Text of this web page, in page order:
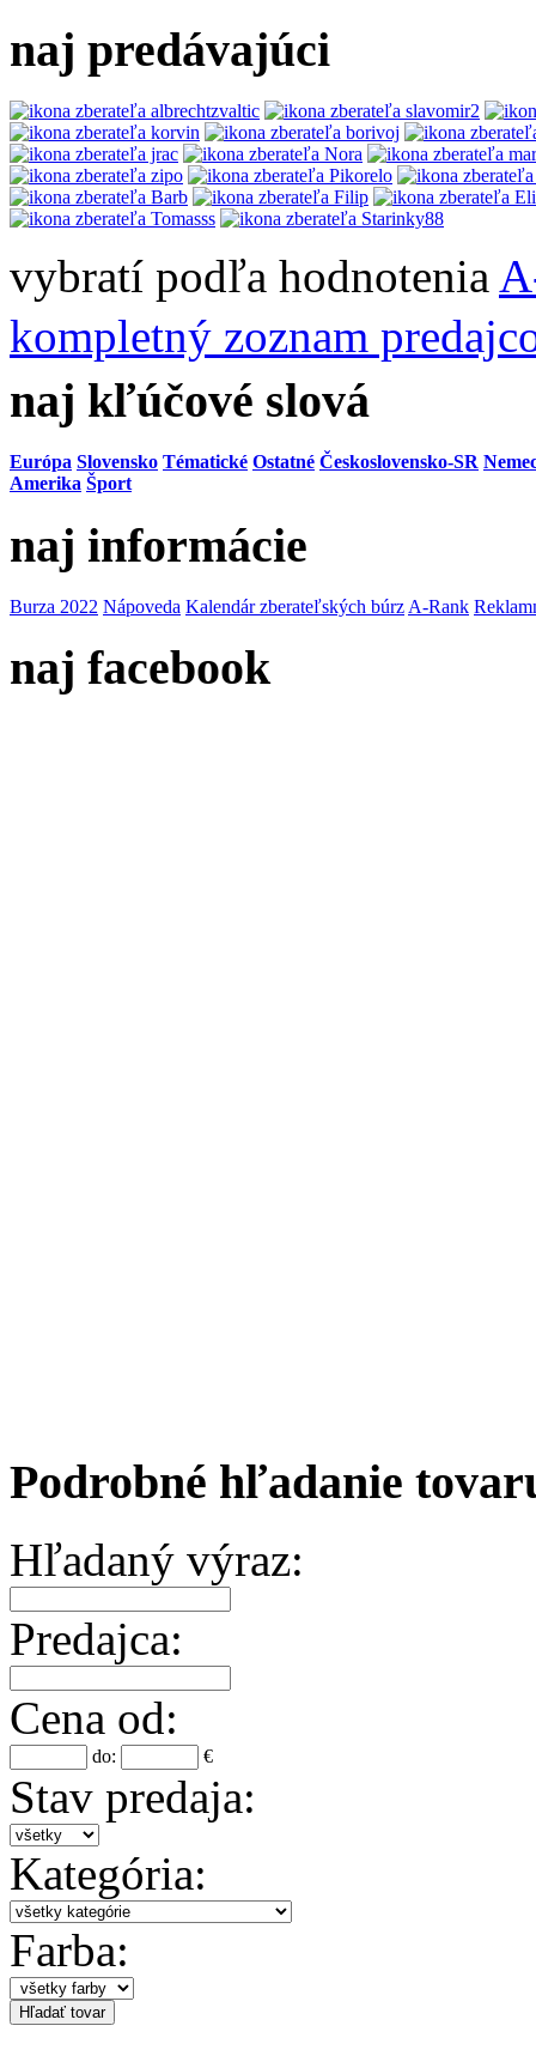
naj predávajúci
vybratí podľa hodnotenia
kompletný zoznam
naj kľúčové slová
Európa Slovensko Tématické Ostatné Československo-SR
Amerika Šport
naj informácie
Burza 2022 Nápoveda Kalendár zberateľských búrz A-Rank
naj facebook
Podrobné hľadanie
Hľadaný výraz:
Predajca:
Cena od:
do: €
Stav predaja:
Kategória:
Farba: